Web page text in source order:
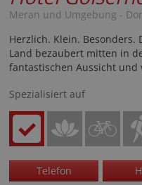
Meran und Umgebung -
Herzlich. Klein. Besonders.
Land bezaubert mitten in
fantastischen Aussicht
Spezialisiert auf
Telefon